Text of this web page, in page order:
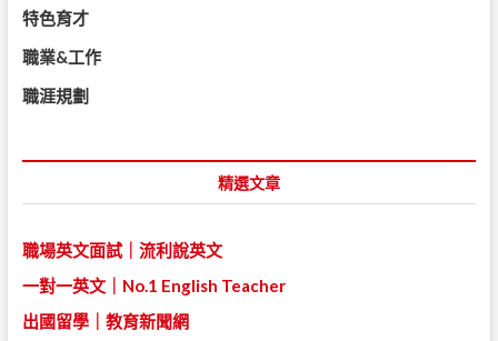
特色育才
職業&工作
職涯規劃
精選文章
職場英文面試｜流利說英文
一對一英文｜No.1 English Teacher
出國留學｜教育新聞網